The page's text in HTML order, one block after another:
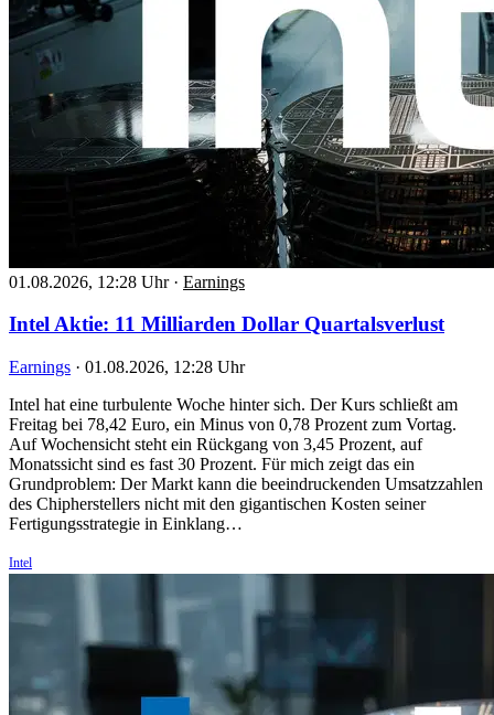
01.08.2026, 12:28 Uhr · Earnings
Intel Aktie: 11 Milliarden Dollar Quartalsverlust
Earnings · 01.08.2026, 12:28 Uhr
Intel hat eine turbulente Woche hinter sich. Der Kurs schließt am
Freitag bei 78,42 Euro, ein Minus von 0,78 Prozent zum Vortag.
Auf Wochensicht steht ein Rückgang von 3,45 Prozent, auf
Monatssicht sind es fast 30 Prozent. Für mich zeigt das ein
Grundproblem: Der Markt kann die beeindruckenden Umsatzzahlen
des Chipherstellers nicht mit den gigantischen Kosten seiner
Fertigungsstrategie in Einklang…
Intel